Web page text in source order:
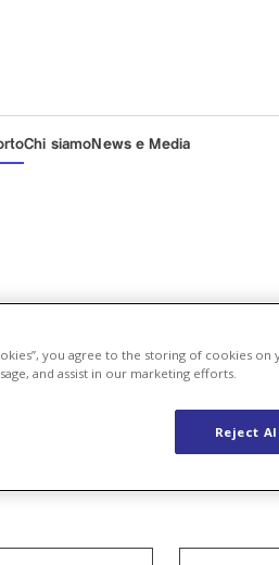
Chi siamoNews e Media
you agree to the storing of cookies
and assist in our marketing efforts.
Reject